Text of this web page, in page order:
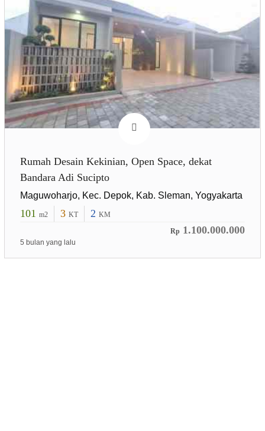
Rumah Desain Kekinian, Open Space, dekat
Bandara Adi Sucipto
Maguwoharjo, Kec. Depok, Kab. Sleman, Yogyakarta
101 m2 3 KT 2 KM
Rp 1.100.000.000
5 bulan yang lalu